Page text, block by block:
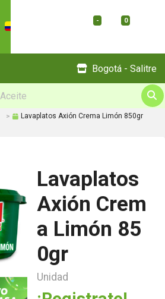
- 0
Bogotá - Salitre
Lavaplatos Axión Crema Limón 850gr
Lavaplatos
Axión Crem
a Limón 85
0gr
Unidad